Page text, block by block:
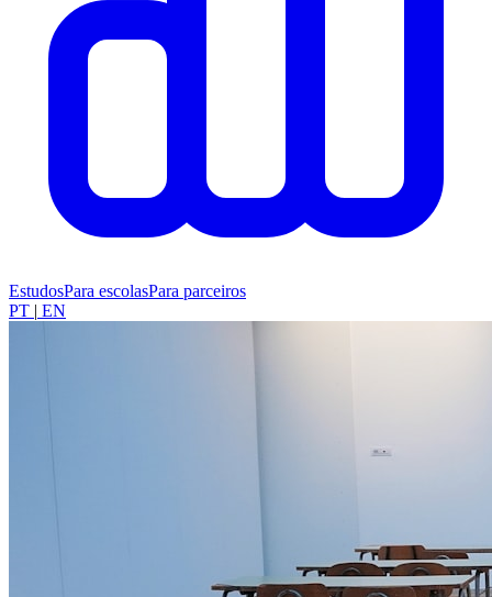
EstudosPara escolasPara parceiros
PT | EN